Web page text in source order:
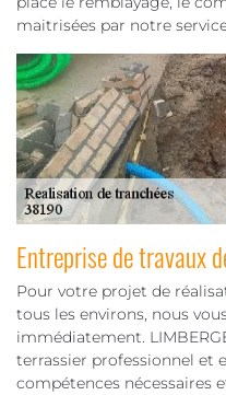
maitrisées par notre
Entreprise de travaux
Pour votre projet de
tous les environs, nous
immédiatement.
terrassier professionnel et
compétences nécessaires